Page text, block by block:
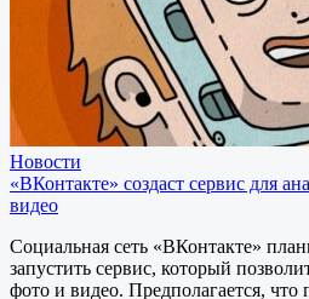
Новости
«ВКонтакте» создаст сервис для
видео
Социальная сеть «ВКонтакте»
запустить сервис, который
фото и видео. Предполагается, что